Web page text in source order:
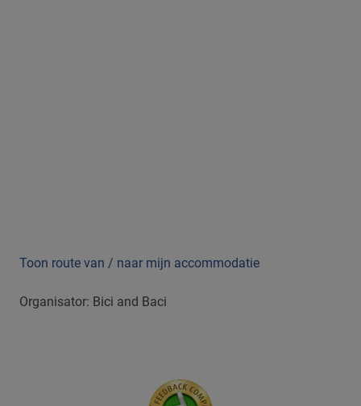
Toon route van / naar mijn accommodatie
Organisator: Bici and Baci